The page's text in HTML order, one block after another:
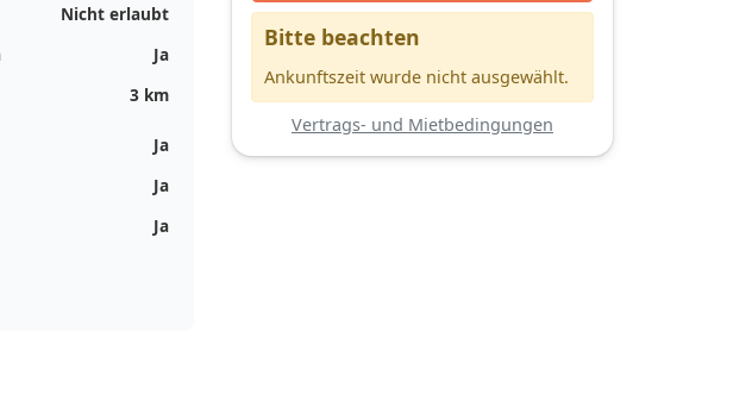
Nicht erlaubt
Ja
3 km
Ja
Ja
Ja
Bitte beachten
Ankunftszeit wurde nicht ausgewählt.
Vertrags- und Mietbedingungen